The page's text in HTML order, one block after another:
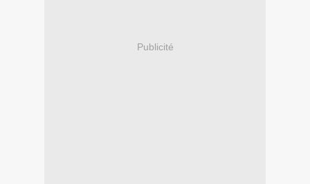
Publicité